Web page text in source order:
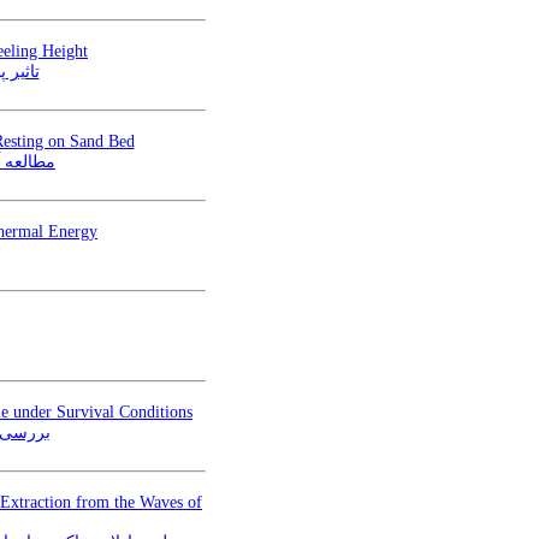
Height
on Sand Bed
Energy
under Survival Conditions
بررسی
from the Waves of